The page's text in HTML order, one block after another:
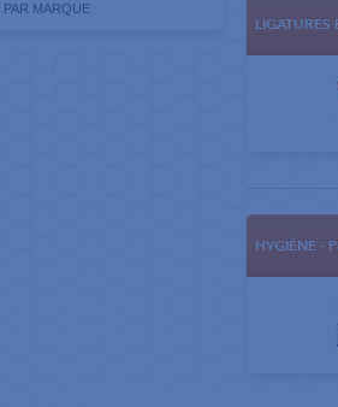
PAR MARQUE
LIGATURES
HYGIÈNE -